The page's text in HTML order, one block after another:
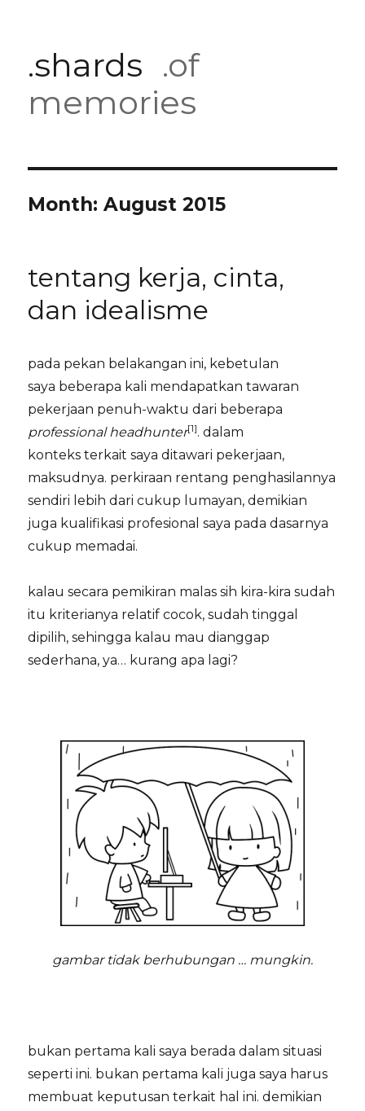
.shards .of
memories
Month:August 2015
tentang kerja, cinta,
dan idealisme
pada pekan belakangan ini, kebetulan
saya beberapa kali mendapatkan tawaran
pekerjaan penuh-waktu dari beberapa
professional headhunter[1]. dalam
konteks terkait saya ditawari pekerjaan,
maksudnya. perkiraan rentang penghasilannya
sendiri lebih dari cukup lumayan, demikian
juga kualifikasi profesional saya pada dasarnya
cukup memadai.
kalau secara pemikiran malas sih kira-kira sudah
itu kriterianya relatif cocok, sudah tinggal
dipilih, sehingga kalau mau dianggap
sederhana, ya… kurang apa lagi?
gambar tidak berhubungan … mungkin.
bukan pertama kali saya berada dalam situasi
seperti ini. bukan pertama kali juga saya harus
membuat keputusan terkait hal ini. demikian